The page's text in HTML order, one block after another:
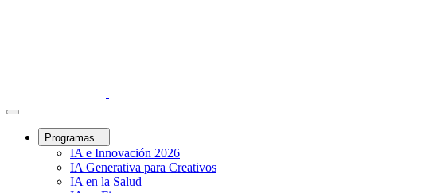
Programas
IA e Innovación 2026
IA Generativa para Creativos
IA en la Salud